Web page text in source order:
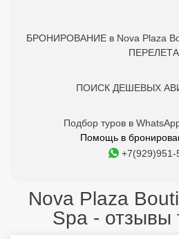
БРОНИРОВАНИЕ в Nova Plaza
ПОИСК ДЕШЕВЫХ
Подбор туров в
Помощь в
+7(929)951-
Nova Plaza
Spa - отзывы